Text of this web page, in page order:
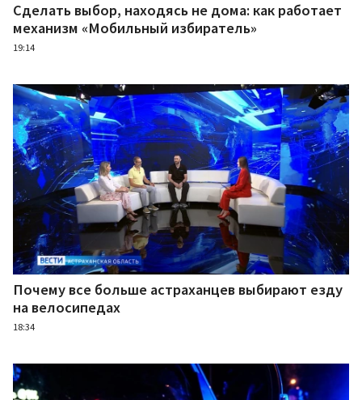
Сделать выбор, находясь не дома: как работает
механизм «Мобильный избиратель»
19:14
Почему все больше астраханцев выбирают езду
на велосипедах
18:34